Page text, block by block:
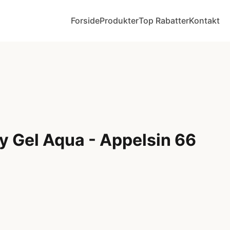
ForsideProdukterTop RabatterKontakt
Gel Aqua - Appelsin 66